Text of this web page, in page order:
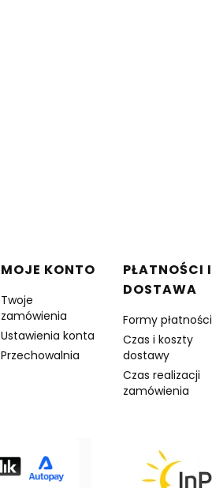
MOJE KONTO
Twoje
zamówienia
Ustawienia konta
Przechowalnia
PŁATNOŚCI I
DOSTAWA
Formy płatności
Czas i koszty
dostawy
Czas realizacji
zamówienia